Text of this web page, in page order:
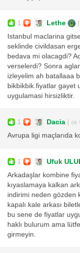
1 Lethe |
Istanbul maclarina
seklinde civildasan
bedava mi olacagdi?
verselerdi? Sonra
izleyelim ah batallaaa
bikbikbik.fiyatlar gayet
uygulamasi hirsizliktir.
1 Dacia | 06
Avrupa ligi maçlarıda
1 Ufuk
Arkadaşlar kombine
kıyaslamaya kalkan
indirimi neden gözden
kapalı kale arkası
bu sene de fiyatlar
haklı bulurum ama
girmeyin.